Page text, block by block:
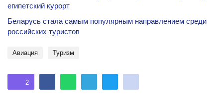
египетский курорт
Беларусь стала самым популярным направлением среди
российских туристов
авиация туризм
2